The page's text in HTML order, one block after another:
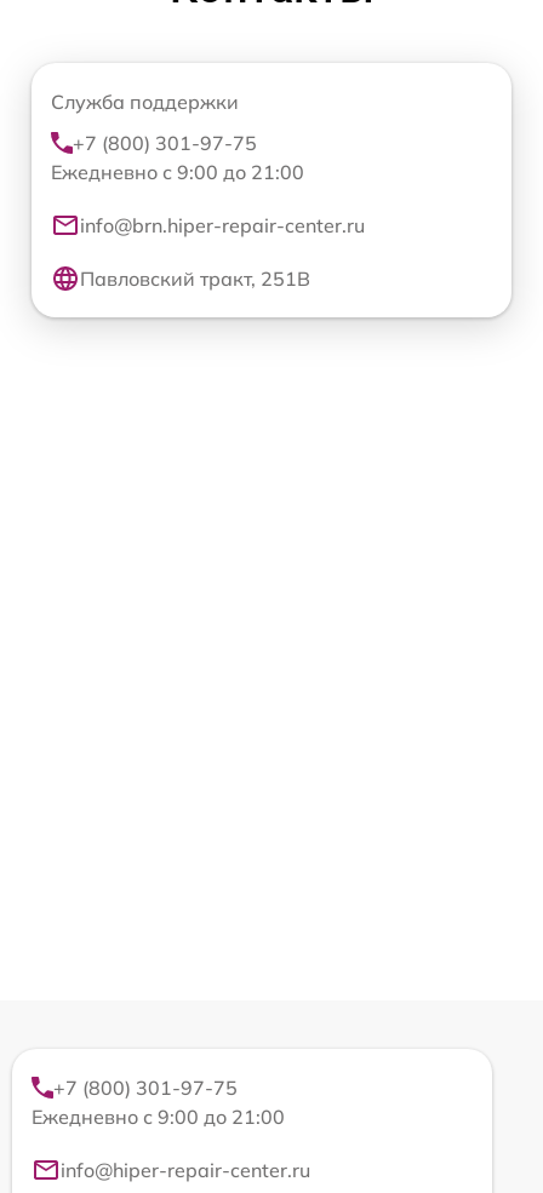
Служба поддержки
+7 (800) 301-97-75
Ежедневно с 9:00 до 21:00
info@brn.hiper-repair-center.ru
Павловский тракт, 251В
+7 (800) 301-97-75
Ежедневно с 9:00 до 21:00
info@hiper-repair-center.ru